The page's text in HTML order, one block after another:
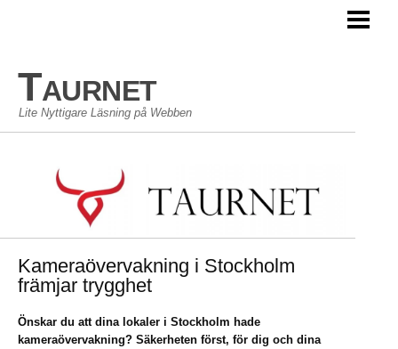
Taurnet
Lite Nyttigare Läsning på Webben
Kameraövervakning i Stockholm
främjar trygghet
Önskar du att dina lokaler i Stockholm hade
kameraövervakning? Säkerheten först, för dig och dina